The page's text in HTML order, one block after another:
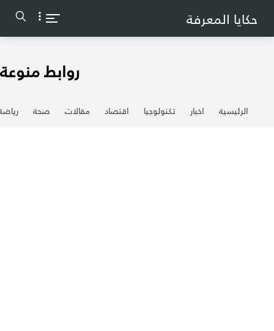
حكايا المعرفة
روابط منوعة
الرئيسية اخبار تكنولوجيا اقتصاد مقالات صحة